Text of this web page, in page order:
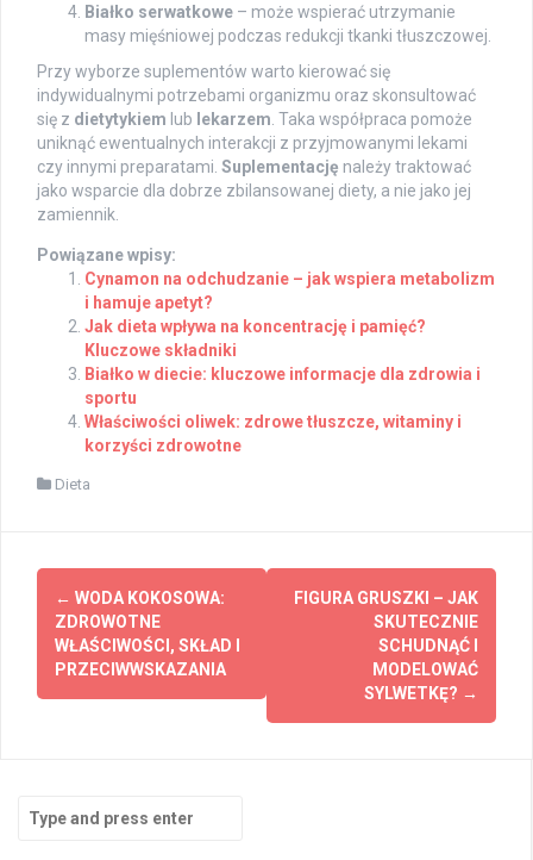
Białko serwatkowe – może wspierać utrzymanie
masy mięśniowej podczas redukcji tkanki tłuszczowej.
Przy wyborze suplementów warto kierować się
indywidualnymi potrzebami organizmu oraz skonsultować
się z dietytykiem lub lekarzem. Taka współpraca pomoże
uniknąć ewentualnych interakcji z przyjmowanymi lekami
czy innymi preparatami. Suplementację należy traktować
jako wsparcie dla dobrze zbilansowanej diety, a nie jako jej
zamiennik.
Powiązane wpisy:
Cynamon na odchudzanie – jak wspiera metabolizm
i hamuje apetyt?
Jak dieta wpływa na koncentrację i pamięć?
Kluczowe składniki
Białko w diecie: kluczowe informacje dla zdrowia i
sportu
Właściwości oliwek: zdrowe tłuszcze, witaminy i
korzyści zdrowotne
Dieta
Post
navigation
← WODA KOKOSOWA:
ZDROWOTNE
WŁAŚCIWOŚCI, SKŁAD I
PRZECIWWSKAZANIA
FIGURA GRUSZKI – JAK
SKUTECZNIE
SCHUDNĄĆ I
MODELOWAĆ
SYLWETKĘ? →
Search
for: